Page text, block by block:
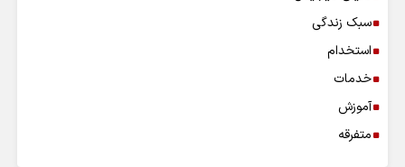
سبک زندگی
استخدام
خدمات
آموزش
متفرقه